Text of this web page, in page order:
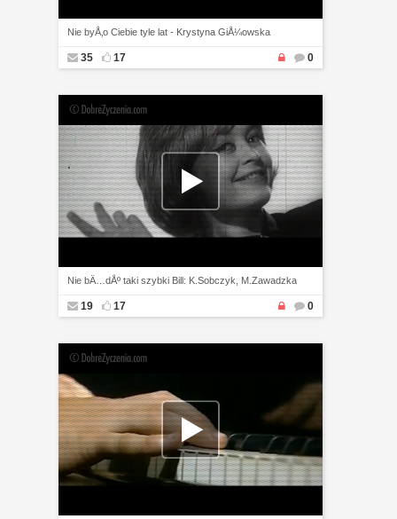
Nie byÅ‚o Ciebie tyle lat - Krystyna GiÅ¼owska
35 17 0
Nie bÄ…dÅº taki szybki Bill: K.Sobczyk, M.Zawadzka
19 17 0